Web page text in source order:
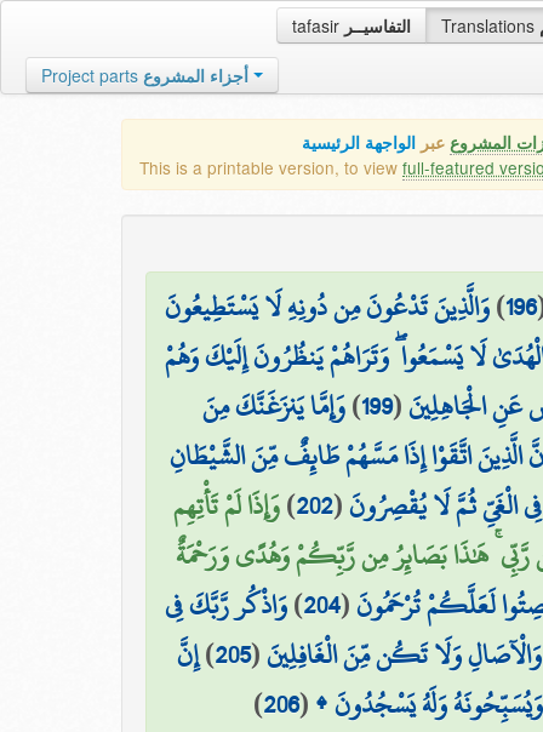
tafasir التفاسيــر Translations
Project parts أجزاء المشروع
المشروع عبر الواجهة الرئيسية
This is a printable version, to view full-featured
196
)وَالَّذِينَ تَدْعُونَ مِن دُونِهِ لَا يَسْتَطِيعُونَ
لَا يَسْمَعُوا ۖ وَتَرَاهُمْ يَنظُرُونَ إِلَيْكَ وَهُمْ
عَنِ الْجَاهِلِينَ(
199
)وَإِمَّا يَنزَغَنَّكَ مِنَ
الَّذِينَ اتَّقَوْا إِذَا مَسَّهُمْ طَائِفٌ مِّنَ الشَّيْطَانِ
الْغَيِّ ثُمَّ لَا يُقْصِرُونَ(
202
)وَإِذَا لَمْ تَأْتِهِم
مِن رَّبِّي ۚ هَٰذَا بَصَائِرُ مِن رَّبِّكُمْ وَهُدًى وَرَحْمَةٌ
لَعَلَّكُمْ تُرْحَمُونَ(
204
)وَاذْكُر رَّبَّكَ فِي
وَلَا تَكُن مِّنَ الْغَافِلِينَ(
205
)إِنَّ
وَلَهُ يَسْجُدُونَ ۩(
206
)